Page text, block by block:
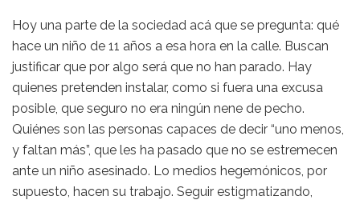
Hoy una parte de la sociedad acá que se pregunta: qué
hace un niño de 11 años a esa hora en la calle. Buscan
justificar que por algo será que no han parado. Hay
quienes pretenden instalar, como si fuera una excusa
posible, que seguro no era ningún nene de pecho.
Quiénes son las personas capaces de decir “uno menos,
y faltan más”, que les ha pasado que no se estremecen
ante un niño asesinado. Lo medios hegemónicos, por
supuesto, hacen su trabajo. Seguir estigmatizando,